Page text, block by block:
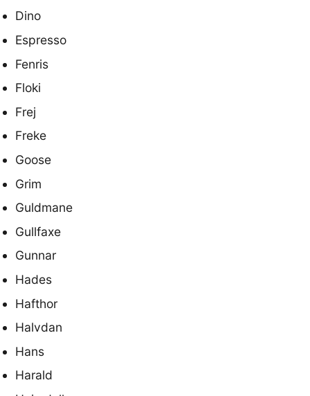
Dino
Espresso
Fenris
Floki
Frej
Freke
Goose
Grim
Guldmane
Gullfaxe
Gunnar
Hades
Hafthor
Halvdan
Hans
Harald